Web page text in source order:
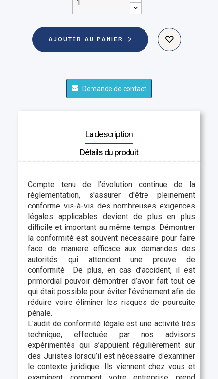
AJOUTER AU PANIER
Demande de contact
La description
Détails du produit
Compte tenu de l’évolution continue de la
réglementation, s'assurer d'être pleinement
conforme vis-à-vis des nombreuses exigences
légales applicables devient de plus en plus
difficile et important au même temps. Démontrer
la conformité est souvent nécessaire pour faire
face de manière efficace aux demandes des
autorités qui attendent une preuve de
conformité De plus, en cas d’accident, il est
primordial pouvoir démontrer d’avoir fait tout ce
qui était possible pour éviter l’événement afin de
réduire voire éliminer les risques de poursuite
pénale.
L’audit de conformité légale est une activité très
technique, effectuée par nos advisors
expérimentés qui s’appuient régulièrement sur
des Juristes lorsqu’il est nécessaire d’examiner
le contexte juridique. Ils viennent chez vous et